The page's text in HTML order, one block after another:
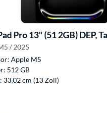
Pro 13" (51 2GB) DEP,
/ 2025
Apple M5
512 GB
33,02 cm (13 Zoll)